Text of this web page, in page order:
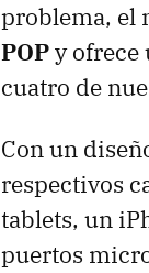
problema, el
POPy ofrece
cuatro de
Con un
respectivos
tablets, un
puertos